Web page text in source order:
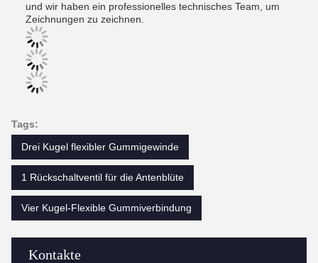
Kontakte
und wir haben ein professionelles technisches Team, um
Zeichnungen zu zeichnen.
Tags:
Drei Kugel flexibler Gummigewinde
1 Rückschaltventil für die Antenblüte
Vier Kugel-Flexible Gummiverbindung